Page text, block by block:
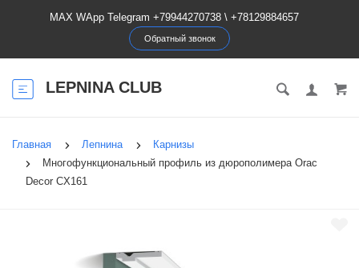
MAX WApp Telegram +79944270738 \ +78129884657
Обратный звонок
LEPNINA CLUB
Главная Лепнина
Карнизы
Многофункциональный профиль из дюрополимера Orac
Decor CX161